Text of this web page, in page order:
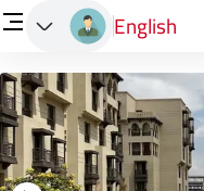
English